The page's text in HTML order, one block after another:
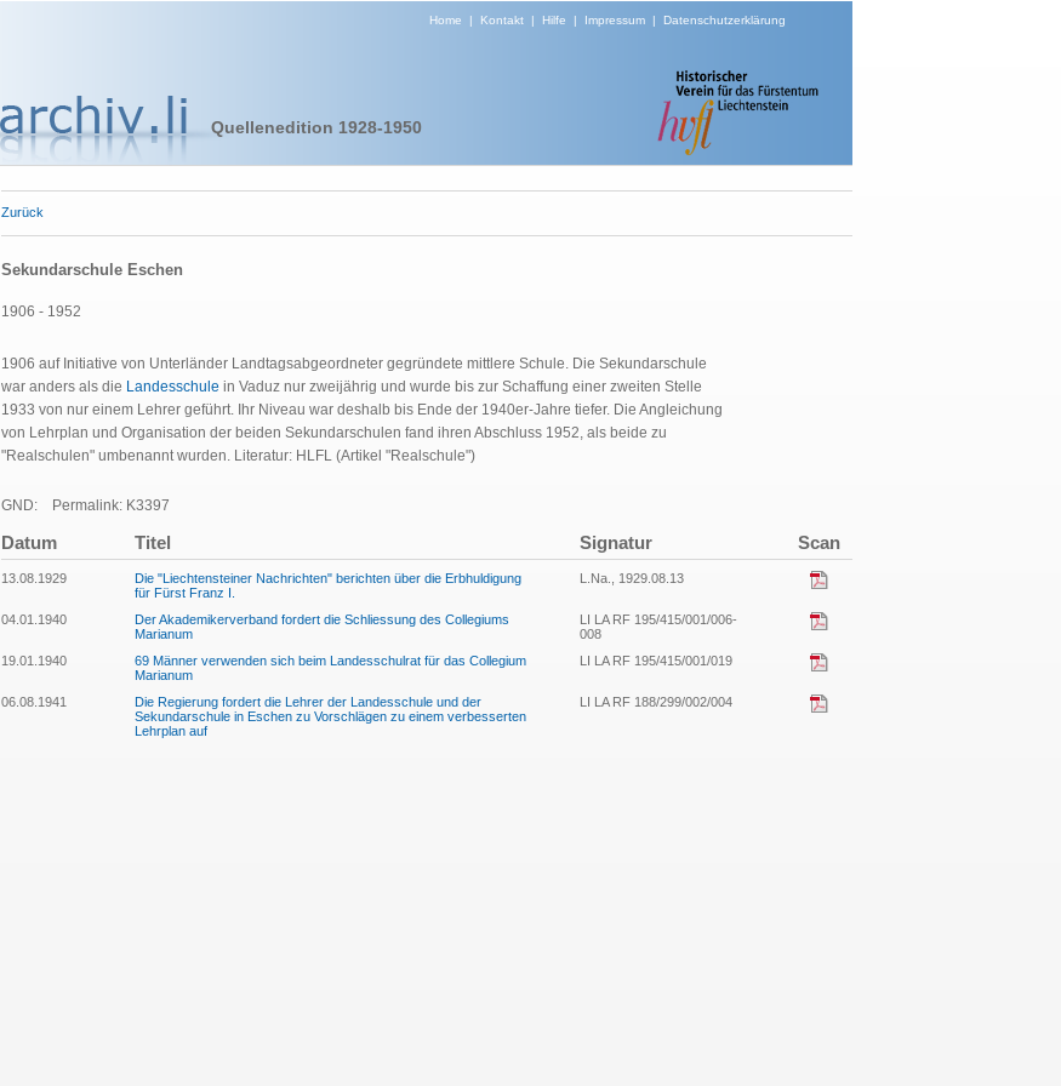
Home | Kontakt| Hilfe | Impressum| Datenschutzerklärung
Quellenedition 1928-1950
Zurück
Sekundarschule Eschen
1906 - 1952
1906 auf Initiative von Unterländer Landtagsabgeordneter gegründete mittlere Schule. Die Sekundarschule
war anders als die Landesschule in Vaduz nur zweijährig und wurde bis zur Schaffung einer zweiten Stelle
1933 von nur einem Lehrer geführt. Ihr Niveau war deshalb bis Ende der 1940er-Jahre tiefer. Die Angleichung
von Lehrplan und Organisation der beiden Sekundarschulen fand ihren Abschluss 1952, als beide zu
"Realschulen" umbenannt wurden. Literatur: HLFL (Artikel "Realschule")
GND: Permalink: K3397
Datum Titel Signatur Scan
13.08.1929
Die "Liechtensteiner Nachrichten" berichten über die Erbhuldigung
für Fürst Franz I.
L.Na., 1929.08.13
04.01.1940
Der Akademikerverband fordert die Schliessung des Collegiums
Marianum
LI LA RF 195/415/001/006-
008
19.01.1940
69 Männer verwenden sich beim Landesschulrat für das Collegium
Marianum
LI LA RF 195/415/001/019
06.08.1941
Die Regierung fordert die Lehrer der Landesschule und der
Sekundarschule in Eschen zu Vorschlägen zu einem verbesserten
Lehrplan auf
LI LA RF 188/299/002/004